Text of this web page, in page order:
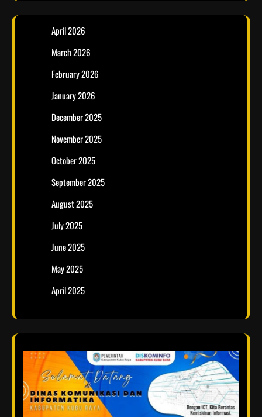
April 2026
March 2026
February 2026
January 2026
December 2025
November 2025
October 2025
September 2025
August 2025
July 2025
June 2025
May 2025
April 2025